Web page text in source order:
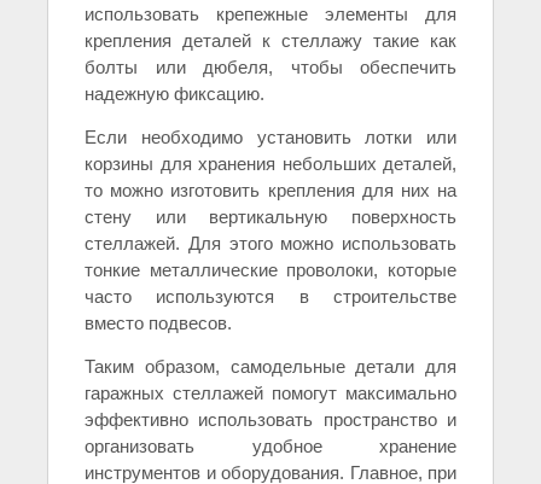
использовать крепежные элементы для
крепления деталей к стеллажу такие как
болты или дюбеля, чтобы обеспечить
надежную фиксацию.
Если необходимо установить лотки или
корзины для хранения небольших деталей,
то можно изготовить крепления для них на
стену или вертикальную поверхность
стеллажей. Для этого можно использовать
тонкие металлические проволоки, которые
часто используются в строительстве
вместо подвесов.
Таким образом, самодельные детали для
гаражных стеллажей помогут максимально
эффективно использовать пространство и
организовать удобное хранение
инструментов и оборудования. Главное, при